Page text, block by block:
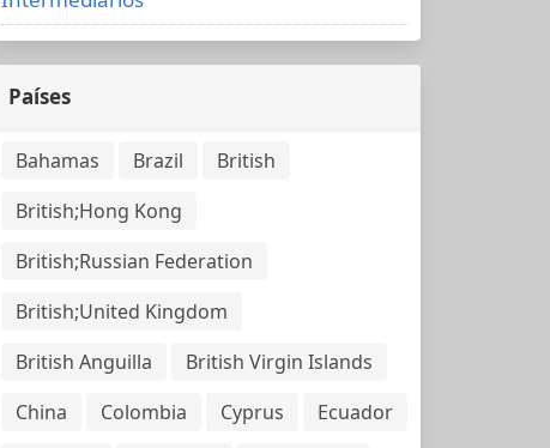
Países
Bahamas Brazil
British
British;Hong Kong
British;Russian Federation
British;United Kingdom
British Anguilla
British Virgin Islands
China
Colombia Cyprus
Ecuador